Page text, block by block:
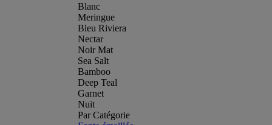
Blanc
Meringue
Bleu Riviera
Nectar
Noir Mat
Sea Salt
Bamboo
Deep Teal
Garnet
Nuit
Par Catégorie